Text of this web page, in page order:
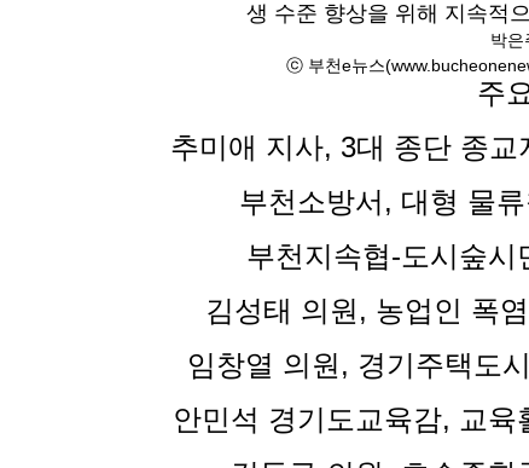
생 수준 향상을 위해 지속적
박은
ⓒ 부천e뉴스
주
추미애 지사, 3대 종단 종
부천소방서, 대형 물
부천지속협-도시숲시
김성태 의원, 농업인 폭염
임창열 의원, 경기주택도
안민석 경기도교육감, 교